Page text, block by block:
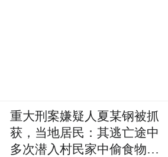
重大刑案嫌疑人夏某钢被抓
获，当地居民：其逃亡途中
多次潜入村民家中偷食物被